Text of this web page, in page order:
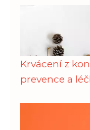
Krvácení z
prevence a